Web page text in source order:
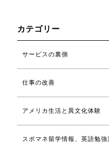
カテゴリー
サービスの裏側
仕事の改善
アメリカ生活と異文化体験
スポマネ留学情報、英語勉強